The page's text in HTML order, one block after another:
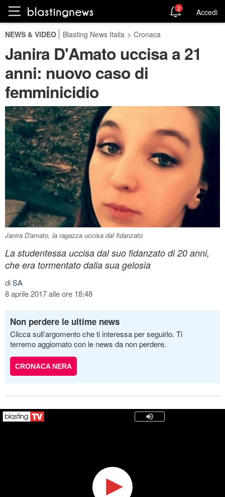
2 Accedi
NEWS & VIDEO Blasting News Italia > Cronaca
Janira D'Amato uccisa a 21
anni: nuovo caso di
femminicidio
Janira D'amato, la ragazza uccisa dal fidanzato
La studentessa uccisa dal suo fidanzato di 20 anni,
che era tormentato dalla sua gelosia
diSA
8 aprile 2017 alle ore 18:48
Non perdere le ultime news
Clicca sull’argomento che ti interessa per seguirlo. Ti
terremo aggiornato con le news da non perdere.
CRONACA NERA